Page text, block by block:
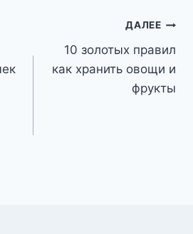
ДАЛЕЕ
10 золотых правил
как хранить овощи и
фрукты